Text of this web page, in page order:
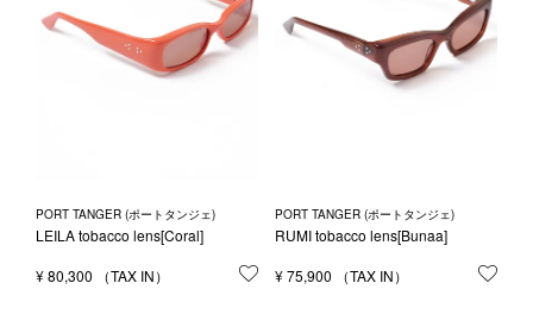
PORT TANGER (ポートタンジェ)
LEILA tobacco lens[Coral]
¥80,300 お気に入りに登録する
PORT TANGER (ポートタンジェ)
RUMI tobacco lens[Bunaa]
¥75,900